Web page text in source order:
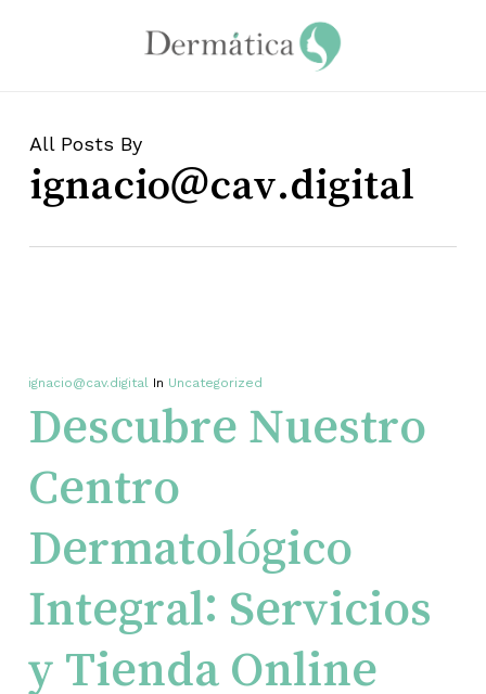
All Posts By
ignacio@cav.digital
ignacio@cav.digital In Uncategorized
Descubre Nuestro
Centro
Dermatológico
Integral: Servicios
y Tienda Online